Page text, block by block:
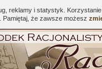
reklamy i statystyk.
Pamiętaj, że zawsze możesz